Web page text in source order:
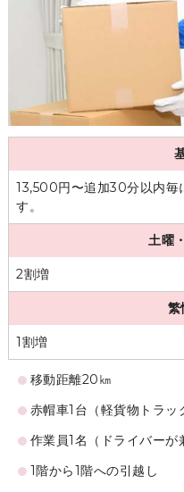
13,500円〜追加30分以内毎
す。
土曜
2割増
繁
1割増
移動距離20㎞
赤帽車1台（軽貨物トラッ
作業員1名（ドライバーが
1階から1階への引越し